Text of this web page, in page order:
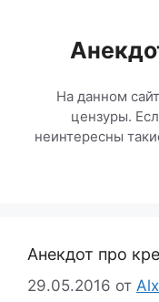
содержимому
На данном
цензуры.
неинтересны
Анекдот про
29.05.2016 от Alx